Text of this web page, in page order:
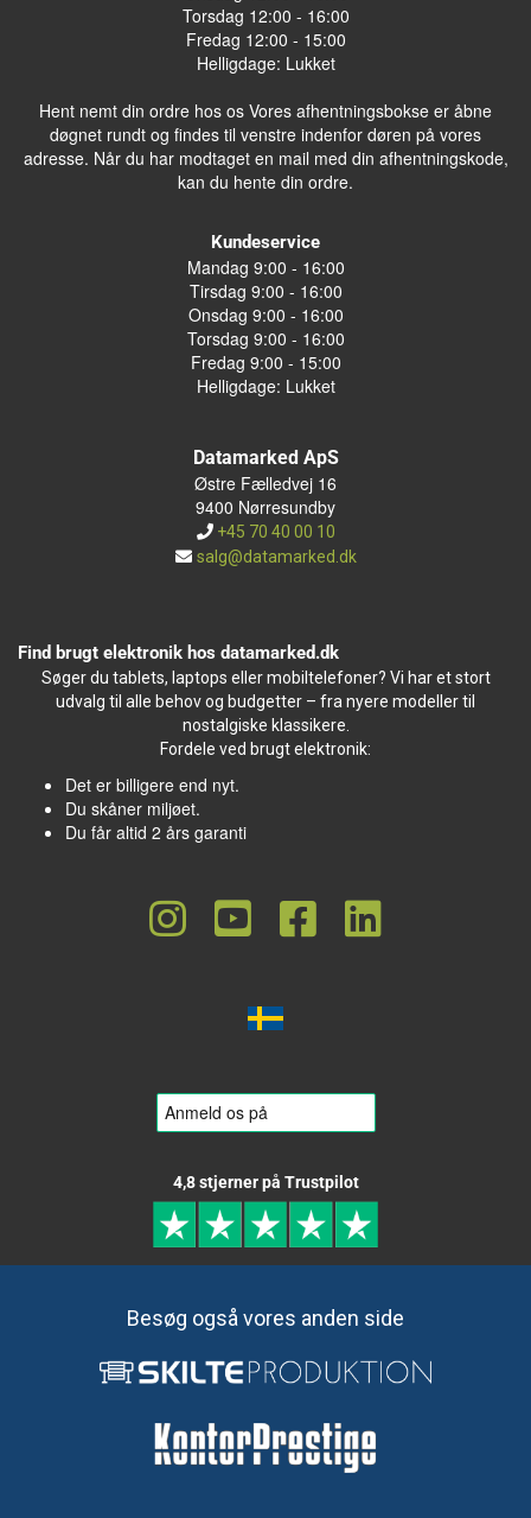
Torsdag 12:00 - 16:00
Fredag 12:00 - 15:00
Helligdage: Lukket
Hent nemt din ordre hos os Vores afhentningsbokse er åbne
døgnet rundt og findes til venstre indenfor døren på vores
adresse. Når du har modtaget en mail med din afhentningskode,
kan du hente din ordre.
Kundeservice
Mandag 9:00 - 16:00
Tirsdag 9:00 - 16:00
Onsdag 9:00 - 16:00
Torsdag 9:00 - 16:00
Fredag 9:00 - 15:00
Helligdage: Lukket
Datamarked ApS
Østre Fælledvej 16
9400 Nørresundby
+45 70 40 00 10
salg@datamarked.dk
Find brugt elektronik hos datamarked.dk
Søger du tablets, laptops eller mobiltelefoner? Vi har et stort
udvalg til alle behov og budgetter – fra nyere modeller til
nostalgiske klassikere.
Fordele ved brugt elektronik:
Det er billigere end nyt.
Du skåner miljøet.
Du får altid 2 års garanti
4,8 stjerner på Trustpilot
Besøg også vores anden side